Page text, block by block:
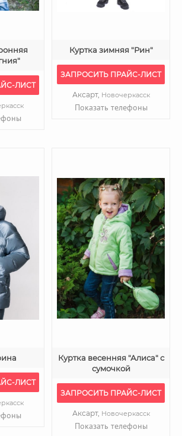
ЛИСТ
Куртка зимняя "Рин"
ЗАПРОСИТЬ ПРАЙС-ЛИСТ
Аксарт, Новочеркасск
Показать телефоны
ЛИСТ
Куртка весенняя "Алиса" с
сумочкой
ЗАПРОСИТЬ ПРАЙС-ЛИСТ
Аксарт, Новочеркасск
Показать телефоны